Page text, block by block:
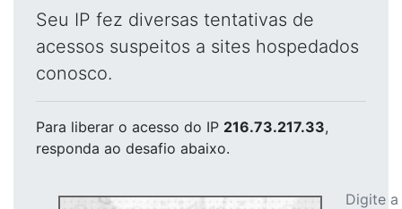
Seu IP fez diversas tentativas de
acessos suspeitos a sites hospedados
conosco.
Para liberar o acesso do IP 216.73.217.33,
responda ao desafio abaixo.
Digite